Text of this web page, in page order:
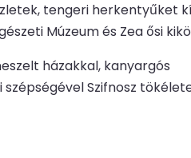
tengeri herkentyűket
Múzeum és Zea ősi
házakkal, kanyargós
Szifnosz